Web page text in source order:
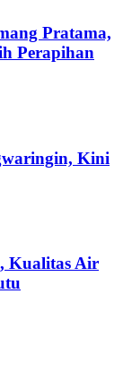
Pratama,
Perapihan
Kini
Kualitas Air